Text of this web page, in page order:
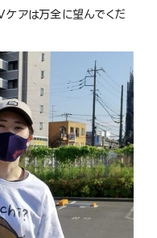
ケアは万全に望んでくだ